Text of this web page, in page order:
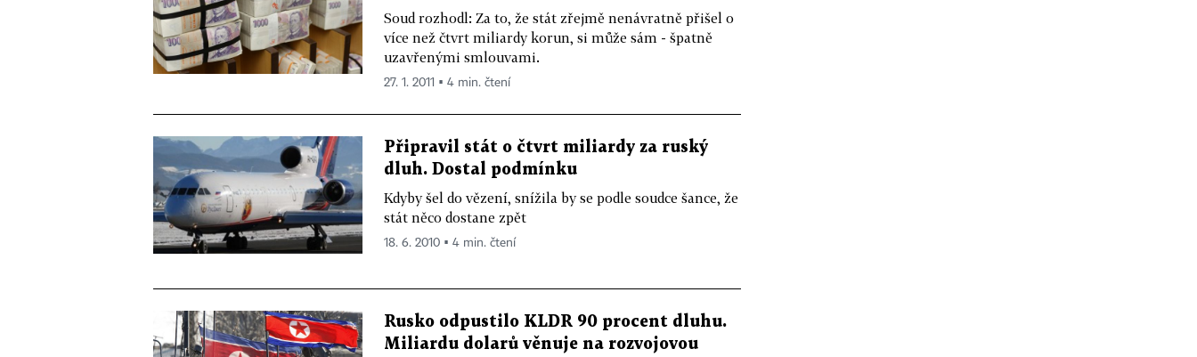
Soud rozhodl: Za to, že stát zřejmě nenávratně přišel o
více než čtvrt miliardy korun, si může sám - špatně
uzavřenými smlouvami.
27. 1. 2011 ▪ 4 min. čtení
Připravil stát o čtvrt miliardy za ruský
dluh. Dostal podmínku
Kdyby šel do vězení, snížila by se podle soudce šance, že
stát něco dostane zpět
18. 6. 2010 ▪ 4 min. čtení
Rusko odpustilo KLDR 90 procent dluhu.
Miliardu dolarů věnuje na rozvojovou